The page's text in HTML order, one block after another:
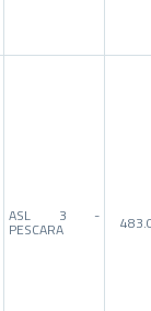
ASL 3 -
PESCARA